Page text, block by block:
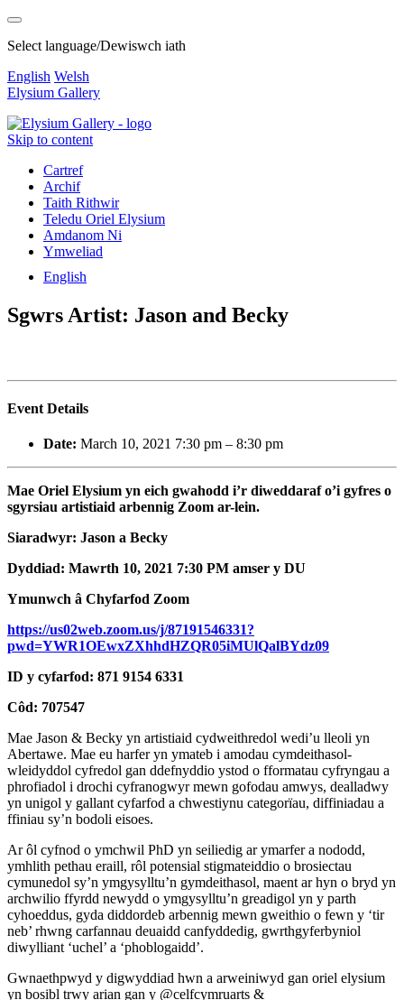
Select language/Dewiswch iath
English Welsh
Elysium Gallery
Skip to content
Cartref
Archif
Taith Rithwir
Teledu Oriel Elysium
Amdanom Ni
Ymweliad
English
Sgwrs Artist: Jason and Becky
Event Details
Date: March 10, 2021 7:30 pm – 8:30 pm
Mae Oriel Elysium yn eich gwahodd i’r diweddaraf o’i gyfres o
sgyrsiau artistiaid arbennig Zoom ar-lein.
Siaradwyr: Jason a Becky
Dyddiad: Mawrth 10, 2021 7:30 PM amser y DU
Ymunwch â Chyfarfod Zoom
https://us02web.zoom.us/j/87191546331?
pwd=YWR1OEwxZXhhdHZQR05iMUlQalBYdz09
ID y cyfarfod: 871 9154 6331
Côd: 707547
Mae Jason & Becky yn artistiaid cydweithredol wedi’u lleoli yn
Abertawe. Mae eu harfer yn ymateb i amodau cymdeithasol-
wleidyddol cyfredol gan ddefnyddio ystod o fformatau cyfryngau a
phrofiadol i drochi cyfranogwyr mewn gofodau amwys, dealladwy
yn unigol y gallant cyfarfod a chwestiynu categorïau, diffiniadau a
ffiniau sy’n bodoli eisoes.
Ar ôl cyfnod o ymchwil PhD yn seiliedig ar ymarfer a nododd,
ymhlith pethau eraill, rôl potensial stigmateiddio o brosiectau
cymunedol sy’n ymgysylltu’n gymdeithasol, maent ar hyn o bryd yn
archwilio ffyrdd newydd o ymgysylltu’n greadigol yn y parth
cyhoeddus, gyda diddordeb arbennig mewn gweithio o fewn y ‘tir
neb’ rhwng carfannau deuaidd canfyddedig, gwrthgyferbyniol
diwylliant ‘uchel’ a ‘phoblogaidd’.
Gwnaethpwyd y digwyddiad hwn a arweiniwyd gan oriel elysium
yn bosibl trwy arian gan y @celfcymruarts &